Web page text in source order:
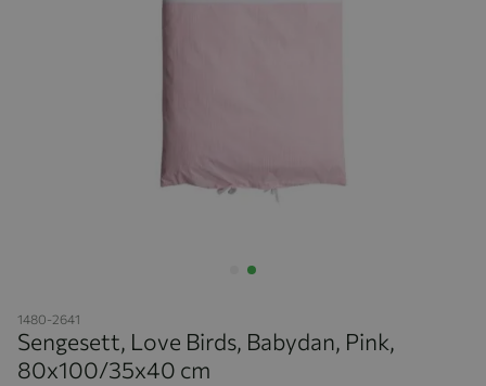
1480-2641
Sengesett, Love Birds, Babydan, Pink,
80x100/35x40 cm